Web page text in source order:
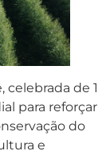
de 1
para reforçar
do
e